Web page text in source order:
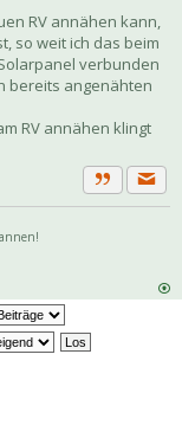
RV annähen kann,
so weit ich das beim
verbunden
bereits angenähten
RV annähen klingt
Zitat